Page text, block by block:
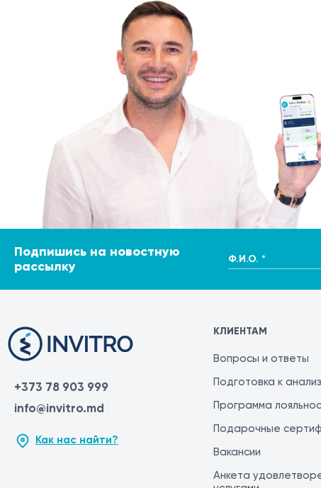
Подпишись на новостную
рассылку
Ф.И.О. *
+373 78 903 999
info@invitro.md
Как нас найти?
КЛИЕНТАМ
Вопросы и ответы
Подготовка к
Программа
Подарочные
Вакансии
Анкета